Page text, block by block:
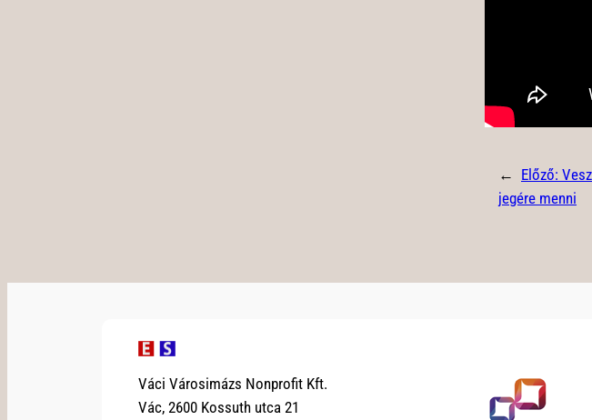
← Előző:
jegére menni
Váci Városimázs Nonprofit Kft.
Vác, 2600 Kossuth utca 21